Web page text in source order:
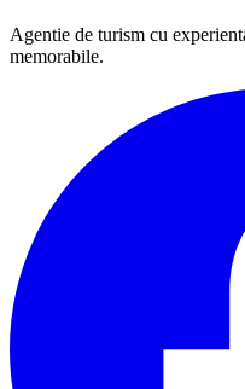
Agentie de turism cu
memorabile.